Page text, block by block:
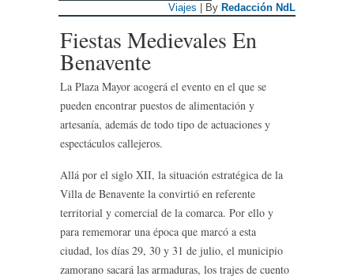
Viajes | By Redacción NdL
Fiestas Medievales En
Benavente
La Plaza Mayor acogerá el evento en el que se
pueden encontrar puestos de alimentación y
artesanía, además de todo tipo de actuaciones y
espectáculos callejeros.
Allá por el siglo XII, la situación estratégica de la
Villa de Benavente la convirtió en referente
territorial y comercial de la comarca. Por ello y
para rememorar una época que marcó a esta
ciudad, los días 29, 30 y 31 de julio, el municipio
zamorano sacará las armaduras, los trajes de cuento